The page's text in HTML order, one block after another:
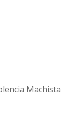
Machista